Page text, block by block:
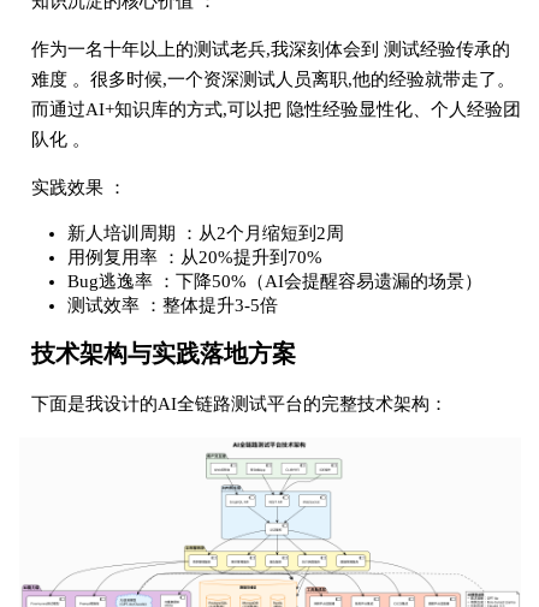
作为一名十年以上的测试老兵,我深刻体会到 测试经验传承的
难度 。很多时候,一个资深测试人员离职,他的经验就带走了。
而通过AI+知识库的方式,可以把 隐性经验显性化、个人经验团
队化 。
实践效果 ：
新人培训周期 ：从2个月缩短到2周
用例复用率 ：从20%提升到70%
Bug逃逸率 ：下降50%（AI会提醒容易遗漏的场景）
测试效率 ：整体提升3-5倍
技术架构与实践落地方案
下面是我设计的AI全链路测试平台的完整技术架构：